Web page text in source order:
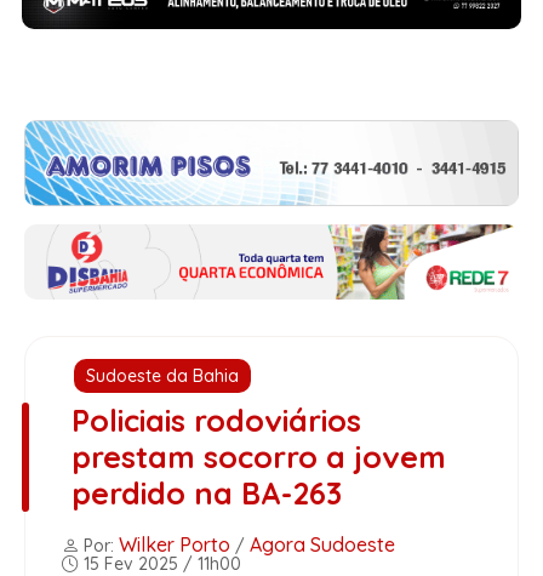
Sudoeste da Bahia
Policiais rodoviários
prestam socorro a jovem
perdido na BA-263
Por: Wilker Porto / Agora Sudoeste
15 Fev 2025 / 11h00